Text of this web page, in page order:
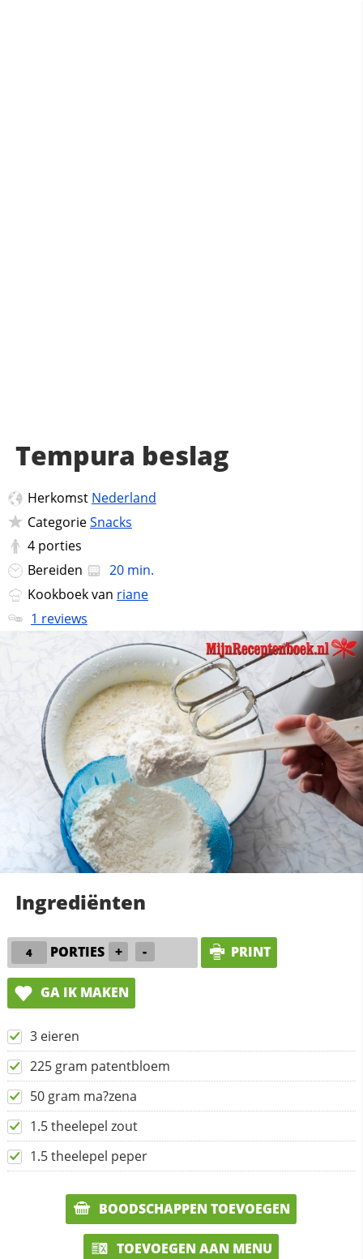
Tempura beslag
Herkomst Nederland
CategorieSnacks
4 porties
Bereiden
20 min.
Kookboek van riane
1 reviews
Ingrediënten
PORTIES + - PRINT
GA IK MAKEN
3 eieren
225 gram patentbloem
50 gram ma?zena
1.5 theelepel zout
1.5 theelepel peper
BOODSCHAPPEN TOEVOEGEN
TOEVOEGEN AAN MENU